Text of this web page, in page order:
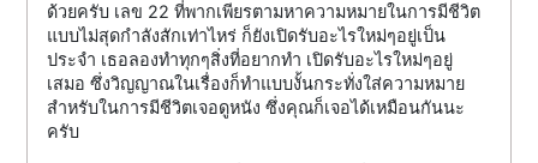
ด้วยครับ เลข 22 ที่พากเพียรตามหาความหมายในการมีชีวิต
แบบไม่สุดกำลังสักเท่าไหร่ ก็ยังเปิดรับอะไรใหม่ๆอยู่เป็น
ประจำ เธอลองทำทุกๆสิ่งที่อยากทำ เปิดรับอะไรใหม่ๆอยู่
เสมอ ซึ่งวิญญาณในเรื่องก็ทำแบบงั้นกระทั่งใส่ความหมาย
สำหรับในการมีชีวิตเจอดูหนัง ซึ่งคุณก็เจอได้เหมือนกันนะ
ครับ